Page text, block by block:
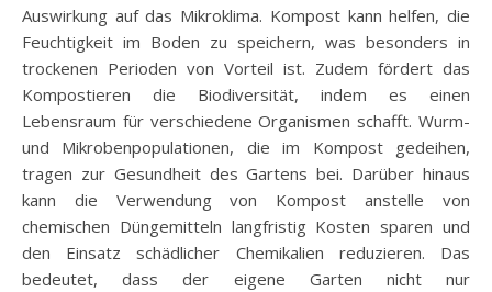
Auswirkung auf das Mikroklima. Kompost kann helfen, die
Feuchtigkeit im Boden zu speichern, was besonders in
trockenen Perioden von Vorteil ist. Zudem fördert das
Kompostieren die Biodiversität, indem es einen
Lebensraum für verschiedene Organismen schafft. Wurm-
und Mikrobenpopulationen, die im Kompost gedeihen,
tragen zur Gesundheit des Gartens bei. Darüber hinaus
kann die Verwendung von Kompost anstelle von
chemischen Düngemitteln langfristig Kosten sparen und
den Einsatz schädlicher Chemikalien reduzieren. Das
bedeutet, dass der eigene Garten nicht nur